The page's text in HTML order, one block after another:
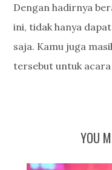
Dengan hadirnya
ini, tidak hanya
saja. Kamu juga
tersebut untuk
YOU